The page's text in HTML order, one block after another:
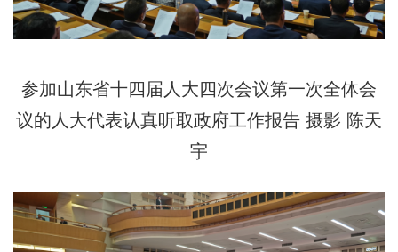
参加山东省十四届人大四次会议第一次全体会
议的人大代表认真听取政府工作报告 摄影 陈天
宇